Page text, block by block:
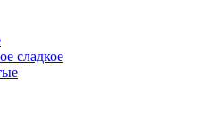
сладкое